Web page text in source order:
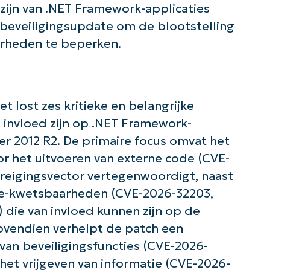
van .NET Framework-applicaties
om de blootstelling
te beperken.
lost zes kritieke en belangrijke
zijn op .NET Framework-
2012 R2. De primaire focus omvat het
het uitvoeren van externe code (CVE-
vertegenwoordigt, naast
(CVE-2026-32203,
die van invloed kunnen zijn op de
verhelpt de patch een
beveiligingsfuncties (CVE-2026-
vrijgeven van informatie (CVE-2026-
de slag met NinjaOne AI-gestuurde KB-analyses!
and
last
name*
Business
email*